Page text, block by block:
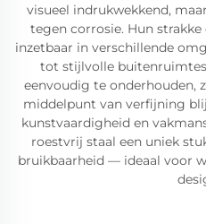
visueel indrukwekkend,
tegen corrosie. Hun
inzetbaar in verschillende
tot stijlvolle
eenvoudig te onderhouden,
middelpunt van verfijning
kunstvaardigheid en
roestvrij staal een uniek
bruikbaarheid — ideaal voor